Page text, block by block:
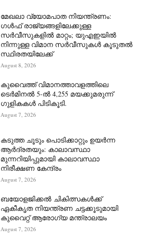
മേഖലാ വ്യോമപാത നിയന്ത്രണം:
ഗൾഫ് രാജ്യങ്ങളിലേക്കുള്ള
സർവീസുകളിൽ മാറ്റം; യുഎഇയിൽ
നിന്നുള്ള വിമാന സർവീസുകൾ കൂടുതൽ
സ്ഥിരതയിലേക്ക്
August 8, 2026
കുവൈത്ത് വിമാനത്താവളത്തിലെ
ടെർമിനൽ 5-ൽ 4,255 മയക്കുമരുന്ന്
ഗുളികകൾ പിടികൂടി.
August 7, 2026
കടുത്ത ചൂടും പൊടിക്കാറ്റും ഉയർന്ന
ആർദ്രതയും: കാലാവസ്ഥാ
മുന്നറിയിപ്പുമായി കാലാവസ്ഥാ
നിരീക്ഷണ കേന്ദ്രം
August 7, 2026
ബയോളജിക്കൽ ചികിത്സകൾക്ക്
ഏകീകൃത നിയന്ത്രണ ചട്ടക്കൂടുമായി
കുവൈറ്റ് ആരോഗ്യ മന്ത്രാലയം
August 7, 2026